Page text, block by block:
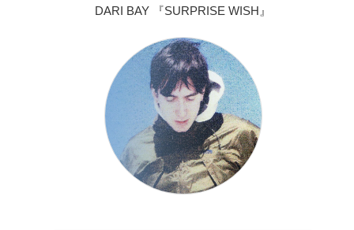
DARI BAY 『SURPRISE WISH』